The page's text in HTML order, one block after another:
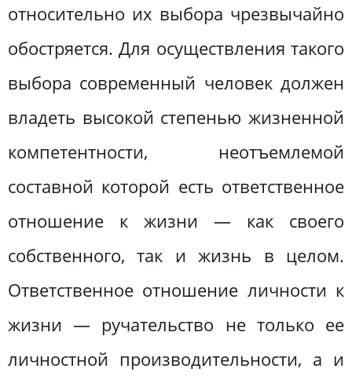
относительно их выбора чрезвычайно
обостряется. Для осуществления такого
выбора современный человек должен
владеть высокой степенью жизненной
компетентности, неотъемлемой
составной которой есть ответственное
отношение к жизни — как своего
собственного, так и жизнь в целом.
Ответственное отношение личности к
жизни — ручательство не только ее
личностной производительности, а и